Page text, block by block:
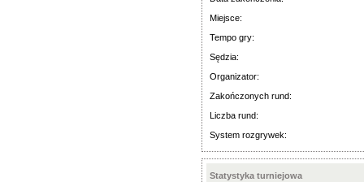
Miejsce:
Tempo gry:
Sędzia:
Organizator:
Zakończonych rund:
Liczba rund:
System rozgrywek:
Statystyka turniejowa